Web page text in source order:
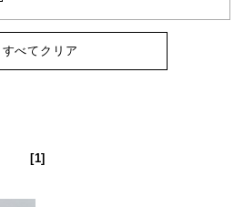
すべてクリア
[1]